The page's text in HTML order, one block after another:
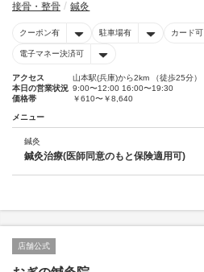
接骨・整骨 鍼灸
クーポン有 駐車場有 カード可
電子マネー決済可
アクセス
山本駅(兵庫)から2km （徒歩25分）
本日の営業状況 9:00〜12:00 16:00〜19:30
価格帯
￥610〜￥8,640
メニュー
鍼灸
鍼灸治療(医師同意のもと保険適用可)
店舗公式